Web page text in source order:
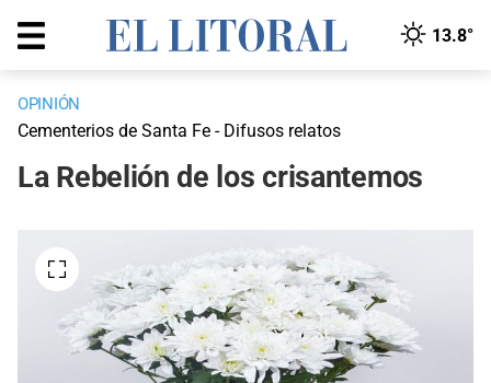
13.8°
OPINIÓN
Cementerios de Santa Fe - Difusos relatos
La Rebelión de los crisantemos